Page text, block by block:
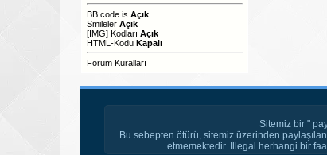
BB codeis Açık
Smileler Açık
[IMG]Kodları Açık
HTML-Kodu Kapalı
Forum Kuralları
Sitemiz bir "
Bu sebepten ötürü, sitemiz üzerinden
etmemektedir. Illegal herhangi bir